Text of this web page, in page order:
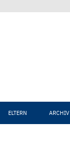
ELTERN ARCHIV